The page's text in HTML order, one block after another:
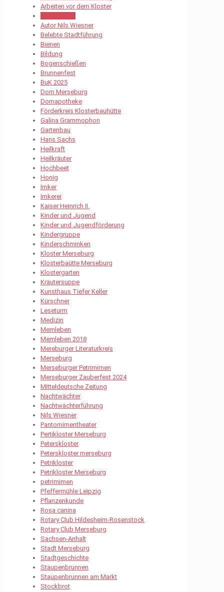
Arbeiten vor dem Kloster
Autor Nils Wiesner
Belebte Stadtführung
Bienen
Bildung
Bogenschießen
Brunnenfest
BuK 2025
Dom Merseburg
Domapotheke
Förderkreis Klosterbauhütte
Galina Grammophon
Gartenbau
Hans Sachs
Heilkraft
Heilkräuter
Hochbeet
Honig
Imker
Imkerei
Kaiser Heinrich II.
Kinder und Jugend
Kinder und Jugendförderung
Kindergruppe
Kinderschminken
Kloster Merseburg
Klosterbaütte Merseburg
Klostergarten
Kräutersuppe
Kunsthaus Tiefer Keller
Kürschner
Leseturm
Medizin
Memleben
Memleben 2018
Mereburger Literaturkreis
Merseburg
Merseburger Petrimimen
Merseburger Zauberfest 2024
Mitteldeutsche Zeitung
Nachtwächter
Nachtwächterführung
Nils Wiesner
Pantomimentheater
Pertikloster Merseburg
Peterskloster
Peterskloster merseburg
Petrikloster
Petrikloster Merseburg
petrimimen
Pfeffermühle Leipzig
Pflanzenkunde
Rosa canina
Rotary Club Hildesheim-Rosenstock
Rotary Club Merseburg
Sachsen-Anhalt
Stadt Merseburg
Stadtgeschichte
Staupenbrunnen
Staupenbrunnen am Markt
Stockbrot